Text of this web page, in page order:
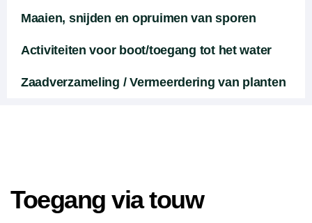
Maaien, snijden en opruimen van sporen
Activiteiten voor boot/toegang tot het water
Zaadverzameling / Vermeerdering van planten
Toegang via touw